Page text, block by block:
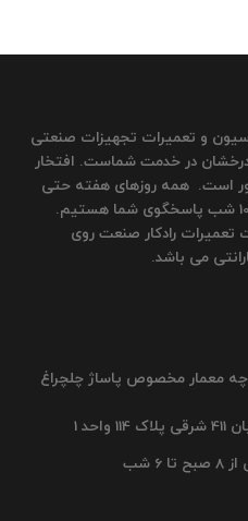
و تعمیرات تجهیزات صنعتی
درخشان در خدمت شماست. افتخار
است. همه روزهای هفته حتی
روزهای تعطیل از ساعت 8 صبح تا 10 شب پاسخگوی شما هستیم.
رادکار صنعت روی
می باشد.
معمار مخصوص پاساژ چلچراغ